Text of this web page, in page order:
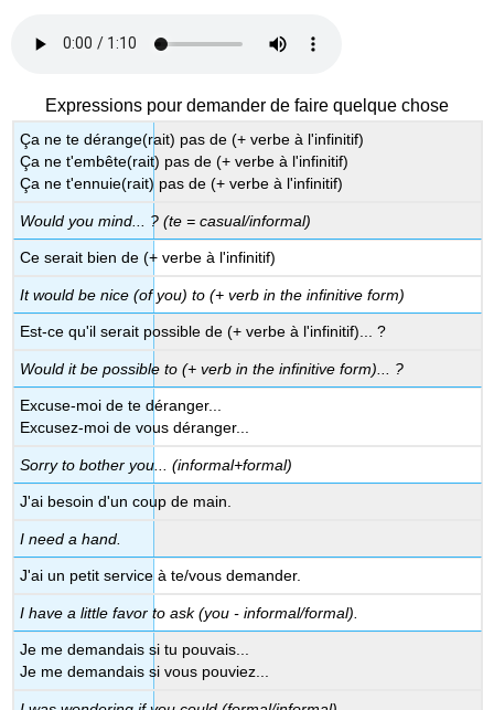
Expressions pour demander de faire quelque chose
Ça ne te dérange(rait) pas de (+ verbe à l'infinitif)
Ça ne t'embête(rait) pas de (+ verbe à l'infinitif)
Ça ne t'ennuie(rait) pas de (+ verbe à l'infinitif)
Would you mind... ? (te = casual/informal)
Ce serait bien de (+ verbe à l'infinitif)
It would be nice (of you) to (+ verb in the infinitive form)
Est-ce qu'il serait possible de (+ verbe à l'infinitif)... ?
Would it be possible to (+ verb in the infinitive form)... ?
Excuse-moi de te déranger...
Excusez-moi de vous déranger...
Sorry to bother you... (informal+formal)
J'ai besoin d'un coup de main.
I need a hand.
J'ai un petit service à te/vous demander.
I have a little favor to ask (you - informal/formal).
Je me demandais si tu pouvais...
Je me demandais si vous pouviez...